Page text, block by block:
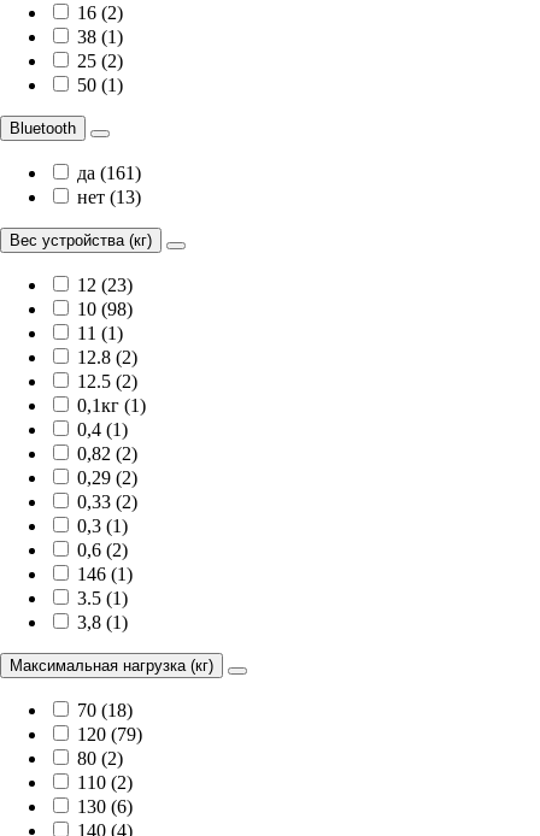
16 (2)
38 (1)
25 (2)
50 (1)
Bluetooth
да (161)
нет (13)
Вес устройства (кг)
12 (23)
10 (98)
11 (1)
12.8 (2)
12.5 (2)
0,1кг (1)
0,4 (1)
0,82 (2)
0,29 (2)
0,33 (2)
0,3 (1)
0,6 (2)
146 (1)
3.5 (1)
3,8 (1)
Максимальная нагрузка (кг)
70 (18)
120 (79)
80 (2)
110 (2)
130 (6)
140 (4)